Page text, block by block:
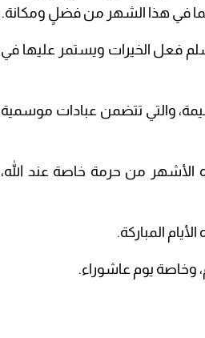
لما في هذا الشهر من فضلٍ ومكانة.
فعل الخيرات ويستمر عليها في
والتي تتضمن عبادات موسمية
الأشهر من حرمة خاصة عند الله،
المباركة.
وخاصة يوم عاشوراء.